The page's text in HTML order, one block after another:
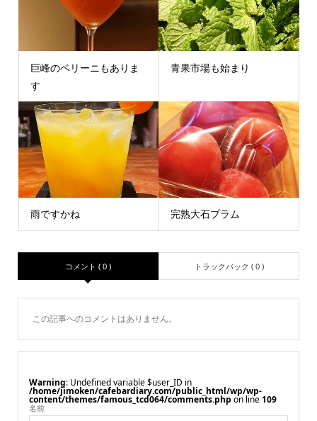
巨峰のベリーニもありま
す
青果市場も始まり
雨ですかね 完熟大石プラム
コメント ( 0 ) トラックバック ( 0 )
この記事へのコメントはありません。
Warning : Undefined variable $user_ID in
/home/jimoken/cafebardiary.com/public_html/wp/wp-
content/themes/famous_tcd064/comments.php on line109
名前